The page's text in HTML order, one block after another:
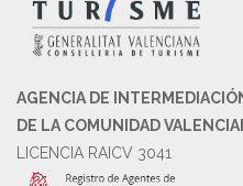
AGENCIA DE
DE LA COMUNIDAD
LICENCIA RAICV 3041